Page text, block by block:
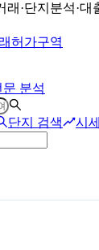
래·단지분석·대
허가구역
문 분석
단지 검색 시